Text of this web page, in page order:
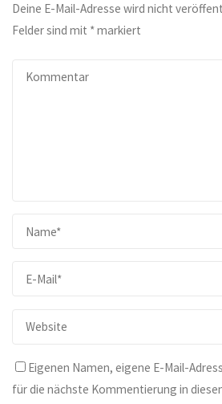
Deine E-Mail-Adresse wird nicht
Felder sind mit *markiert
Eigenen Namen, eigene E-Mail-
für die nächste Kommentierung in